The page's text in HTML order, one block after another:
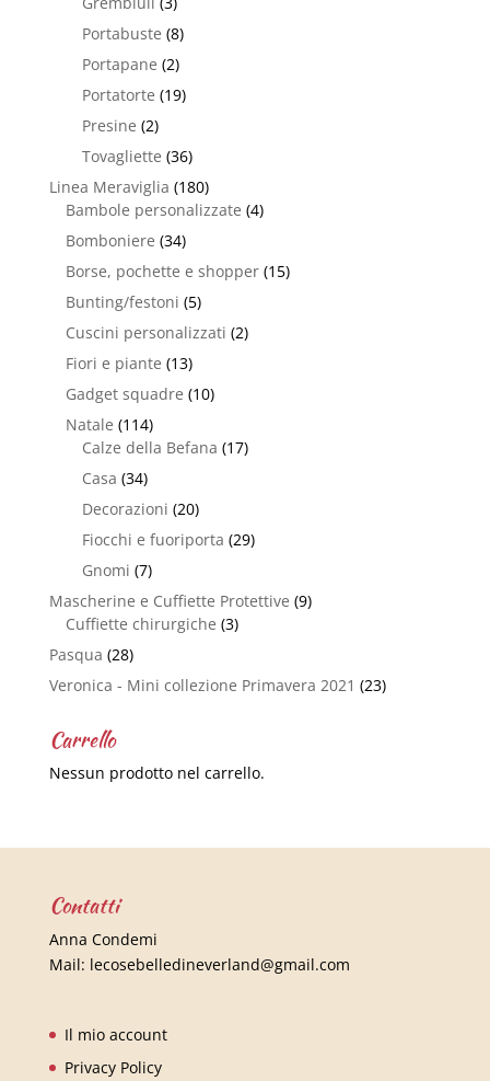
Portabuste (8)
Portapane (2)
Portatorte (19)
Presine (2)
Tovagliette (36)
Linea Meraviglia (180)
Bambole personalizzate (4)
Bomboniere (34)
Borse, pochette e shopper (15)
Bunting/festoni (5)
Cuscini personalizzati (2)
Fiori e piante (13)
Gadget squadre (10)
Natale (114)
Calze della Befana (17)
Casa (34)
Decorazioni (20)
Fiocchi e fuoriporta (29)
Gnomi (7)
Mascherine e Cuffiette Protettive (9)
Cuffiette chirurgiche (3)
Pasqua (28)
Veronica - Mini collezione Primavera 2021 (23)
Carrello
Nessun prodotto nel carrello.
Contatti
Anna Condemi
Mail: lecosebelledineverland@gmail.com
Il mio account
Privacy Policy